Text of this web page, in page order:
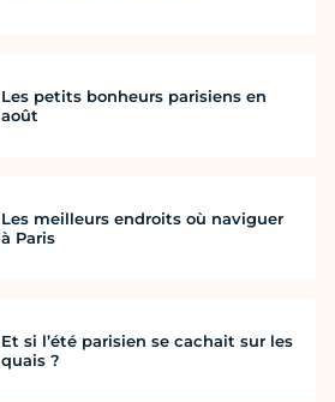
Les petits bonheurs parisiens en
août
Les meilleurs endroits où naviguer
à Paris
Et si l’été parisien se cachait sur les
quais ?